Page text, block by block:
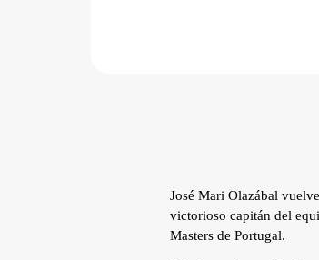
José Mari Olazábal
victorioso capitán del
Masters de Portugal.